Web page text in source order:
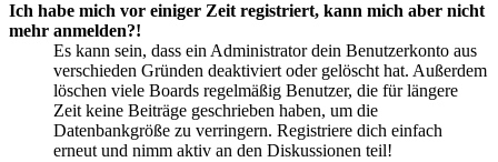
Ich habe mich vor einiger Zeit registriert, kann mich aber nicht
mehr anmelden?!
Es kann sein, dass ein Administrator dein Benutzerkonto aus
verschieden Gründen deaktiviert oder gelöscht hat. Außerdem
löschen viele Boards regelmäßig Benutzer, die für längere
Zeit keine Beiträge geschrieben haben, um die
Datenbankgröße zu verringern. Registriere dich einfach
erneut und nimm aktiv an den Diskussionen teil!